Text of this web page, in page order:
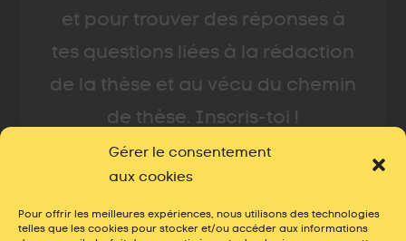
Gérer le consentement
aux cookies
Pour offrir les meilleures expériences, nous utilisons des technologies
telles que les cookies pour stocker et/ou accéder aux informations
et pour trouver des réponses à
tes questions liées à la rédaction
de la thèse et au vécu du chemin
de thèse. Inscris-toi !